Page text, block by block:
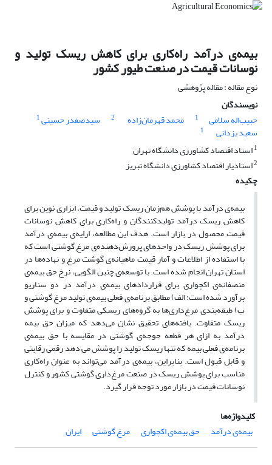
بیمه‌ی درآمد راه‌کاری برای کاهش ریسک تولید و
نوسانات قیمت در صنعت طیور کشور
نوع مقاله : مقاله پژوهشی
نویسندگان
حبیب‌اله سلامی
1 محمد قهرمان‌زاده 2 سیدصفدر حسینی1
سعید یزدانی
1
1استاد اقتصاد کشاورزی دانشگاه تهران
2استادیار اقتصاد کشاورزی دانشگاه تبریز
چکیده
بیمه‌ی درآمد با پوشش هم‌زمان ریسک تولید و قیمت، ابزاری نوین برای
کاهش ریسک درآمد تولیدکنندگان و راه‌کاری برای کاهش نوسانات
قیمت محصول در بازار است. هدف این مطالعه، ارایه‌ی بیمه‌ی درآمد
برای پوشش ریسک در واحدهای پرورش‌دهنده‌ی مرغ گوشتی است که
با استفاده از اطلاعات و آمار قیمت ماهیانه‌ی گوشت مرغ و نهاده‌ها در
استان تهران انجام شده است. با توسعه‌ی چنین الگویی، نرخ حق بیمه‌ی‌‌
منصفانه‌ی اکچواری برای قراردادهای بیمه‌ی درآمد در دو سناریو
برآورد شده است: الف) مطابق برنامه‌ی فعلی بیمه‌ی تولید مرغ گوشتی و
ب) طبقه‌‌بندی مرغ‌داری‌ها به گروه‌های ریسکی متفاوت و برای پوشش
ریسک متفاوت. یافته‌های تحقیق نشان می‌دهد که میزان حق بیمه
درآمد به ازای هر قطعه جوجه‌ی گوشتی در مقایسه با حق بیمه‌ی
برنامه‌ی فعلی بیمه که تنها ریسک تولید را پوشش می دهد رقمی رقابتی
و قابل قبول است. بنابراین، بیمه‌ی درآمد می‌تواند به عنوان راه‌کاری
مناسب برای پوشش ریسک در صنعت مرغ‌داری گوشتی کشور و کنترل
نوسانات قیمت در بازار مورد توجه قرار گیرد.
کلیدواژه‌ها
بیمه‌ی درآمد
حق بیمه‌ی اکچواری مرغ گوشتی ایران